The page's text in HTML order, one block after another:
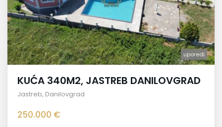
uporedi
KUĆA 340M2, JASTREB DANILOVGRAD
Jastreb, Danilovgrad
250.000 €